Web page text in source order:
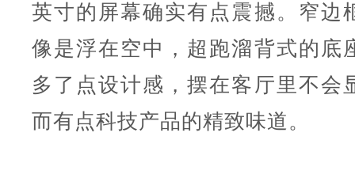
英寸的屏幕确实有点震撼。窄边
像是浮在空中，超跑溜背式的底
多了点设计感，摆在客厅里不会
而有点科技产品的精致味道。